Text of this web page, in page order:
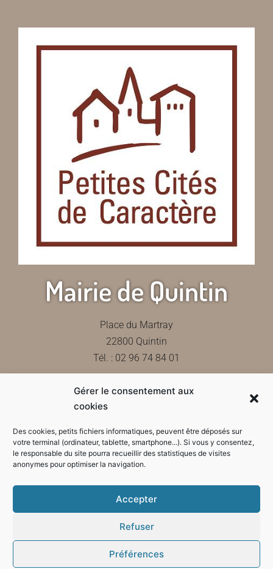
Gérer le consentement aux
cookies
Des cookies, petits fichiers informatiques, peuvent être déposés sur
votre terminal (ordinateur, tablette, smartphone...). Si vous y consentez,
le responsable du site pourra recueillir des statistiques de visites
anonymes pour optimiser la navigation.
Accepter
Refuser
Préférences
Mairie de Quintin
Place du Martray
22800 Quintin
Tél. : 02 96 74 84 01
Contactez-nous
Horaires d'ouverture de la mairie